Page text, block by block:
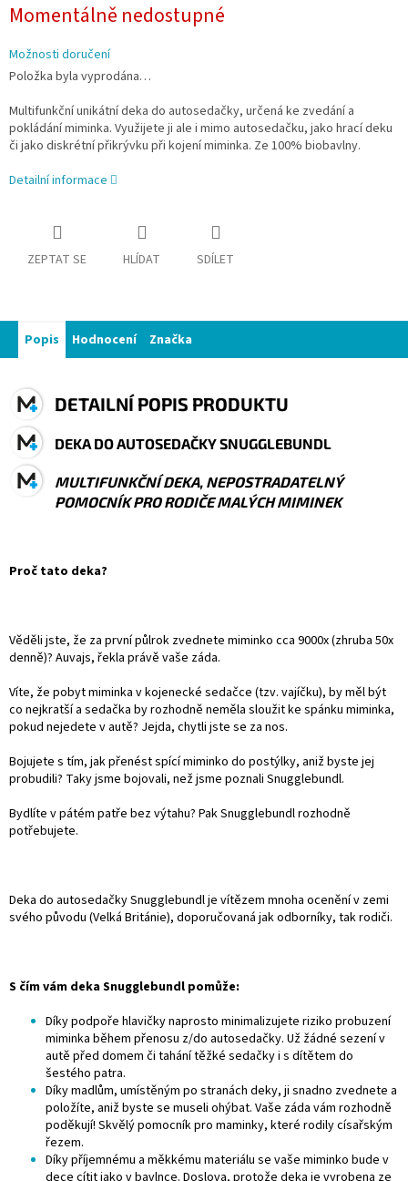
cena:
Momentálně nedostupné
Možnosti doručení
Položka byla vyprodána…
Multifunkční unikátní deka do autosedačky, určená ke zvedání a
pokládání miminka. Využijete ji ale i mimo autosedačku, jako hrací deku
či jako diskrétní přikrývku při kojení miminka. Ze 100% biobavlny.
Detailní informace
ZEPTAT SE HLÍDAT SDÍLET
Popis Hodnocení Značka
DETAILNÍ POPIS PRODUKTU
DEKA DO AUTOSEDAČKY SNUGGLEBUNDL
MULTIFUNKČNÍ DEKA, NEPOSTRADATELNÝ
POMOCNÍK PRO RODIČE MALÝCH MIMINEK
Proč tato deka?
Věděli jste, že za první půlrok zvednete miminko cca 9000x (zhruba 50x
denně)? Auvajs, řekla právě vaše záda.
Víte, že pobyt miminka v kojenecké sedačce (tzv. vajíčku), by měl být
co nejkratší a sedačka by rozhodně neměla sloužit ke spánku miminka,
pokud nejedete v autě? Jejda, chytli jste se za nos.
Bojujete s tím, jak přenést spící miminko do postýlky, aniž byste jej
probudili? Taky jsme bojovali, než jsme poznali Snugglebundl.
Bydlíte v pátém patře bez výtahu? Pak Snugglebundl rozhodně
potřebujete.
Deka do autosedačky Snugglebundl je vítězem mnoha ocenění v zemi
svého původu (Velká Británie), doporučovaná jak odborníky, tak rodiči.
S čím vám deka Snugglebundl pomůže:
Díky podpoře hlavičky naprosto minimalizujete riziko probuzení
miminka během přenosu z/do autosedačky. Už žádné sezení v
autě před domem či tahání těžké sedačky i s dítětem do
šestého patra.
Díky madlům, umístěným po stranách deky, ji snadno zvednete a
položíte, aniž byste se museli ohýbat. Vaše záda vám rozhodně
poděkují! Skvělý pomocník pro maminky, které rodily císařským
řezem.
Díky příjemnému a měkkému materiálu se vaše miminko bude v